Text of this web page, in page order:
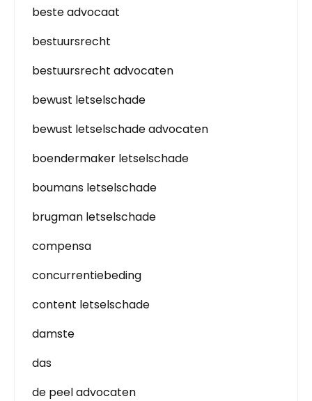
beste advocaat
bestuursrecht
bestuursrecht advocaten
bewust letselschade
bewust letselschade advocaten
boendermaker letselschade
boumans letselschade
brugman letselschade
compensa
concurrentiebeding
content letselschade
damste
das
de peel advocaten